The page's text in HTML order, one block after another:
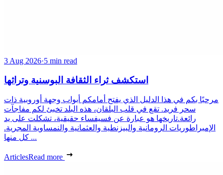
3 Aug 2026·5 min read
استكشف ثراء الثقافة البوسنية وتراثها
مرحبًا بكم في هذا الدليل الذي يفتح أمامكم أبواب وجهة أوروبية ذات
سحر فريد. تقع في قلب البلقان، هذه البلد تخبئ لكم مفاجآت
رائعة.تاريخها هو عبارة عن فسيفساء حقيقية، تشكلت على يد
الإمبراطوريات الرومانية والبيزنطية والعثمانية والنمساوية المجرية.
كل منها ...
ArticlesRead more